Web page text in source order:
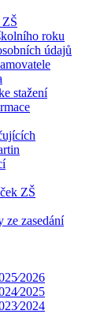
ZŠ
roku
údajů
stažení
ZŠ
ze zasedání